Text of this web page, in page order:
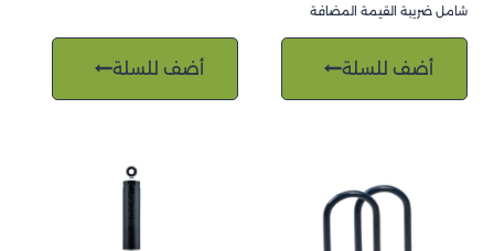
شامل ضريبة القيمة المضافة
أضف للسلة أضف للسلة